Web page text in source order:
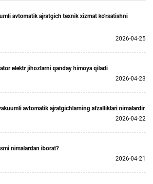
avtomatik ajratgich texnik xizmat ko'rsatishni
2026-04-25
elektr jihozlarni qanday himoya qiladi
2026-04-23
avtomatik ajratgichlarning afzalliklari nimalardir
2026-04-22
nimalardan iborat?
2026-04-21